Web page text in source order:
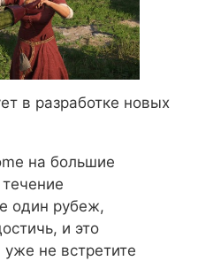
в разработке новых
на большие
один рубеж,
и это
не встретите